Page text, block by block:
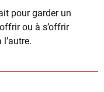
pour garder un
ou à s’offrir
l’autre.